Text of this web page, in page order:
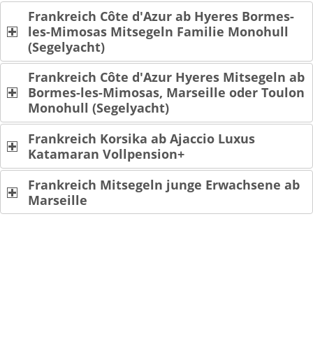
Frankreich Côte d'Azur ab Hyeres Bormes-
les-Mimosas Mitsegeln Familie Monohull
(Segelyacht)
Frankreich Côte d'Azur Hyeres Mitsegeln ab
Bormes-les-Mimosas, Marseille oder Toulon
Monohull (Segelyacht)
Frankreich Korsika ab Ajaccio Luxus
Katamaran Vollpension+
Frankreich Mitsegeln junge Erwachsene ab
Marseille